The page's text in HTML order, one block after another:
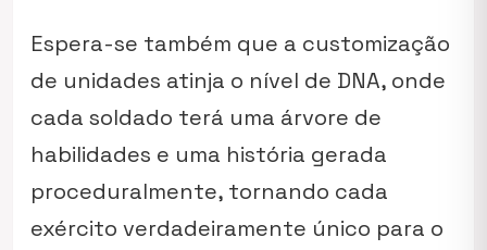
Espera-se também que a customização
de unidades atinja o nível de DNA, onde
cada soldado terá uma árvore de
habilidades e uma história gerada
proceduralmente, tornando cada
exército verdadeiramente único para o